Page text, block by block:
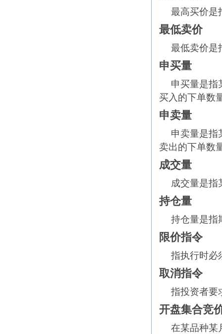
最高买价是
最低卖价
最低卖价是
申买量
申买量是指
买入的下单数
申卖量
申卖量是指
卖出的下单数
成交量
成交量是指
持仓量
持仓量是指
限价指令
指执行时必
取消指令
指投资者要
开盘集合竞
在某品种某